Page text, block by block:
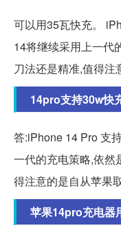
可以用35瓦快充。
14将继续采用上一代
刀法还是精准,值得注
14pro支持30w快
答:iPhone 14 Pro 支
一代的充电策略,依然
得注意的是自从苹果
苹果14pro充电器